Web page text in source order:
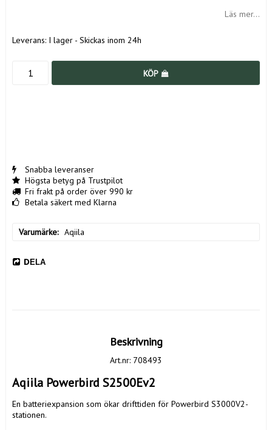
Läs mer...
Leverans: I lager - Skickas inom 24h
KÖP
Snabba leveranser
Högsta betyg på Trustpilot
Fri frakt på order över 990 kr
Betala säkert med Klarna
Varumärke Aqiila
DELA
Beskrivning
Art.nr: 708493
Aqiila Powerbird S2500Ev2
En batteriexpansion som ökar drifttiden för Powerbird S3000V2-
stationen.